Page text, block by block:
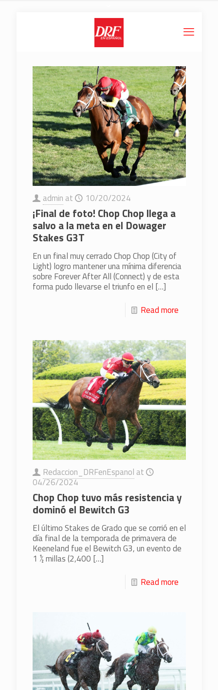
admin at 10/20/2024
¡Final de foto! Chop Chop llega a
salvo a la meta en el Dowager
Stakes G3T
En un final muy cerrado Chop Chop (City of
Light) logro mantener una mínima diferencia
sobre Forever After All (Connect) y de esta
forma pudo llevarse el triunfo en el […]
Read more
Redaccion_DRFenEspanol at
04/26/2024
Chop Chop tuvo más resistencia y
dominó el Bewitch G3
El último Stakes de Grado que se corrió en el
día final de la temporada de primavera de
Keeneland fue el Bewitch G3, un evento de
1 ½ millas (2,400 […]
Read more